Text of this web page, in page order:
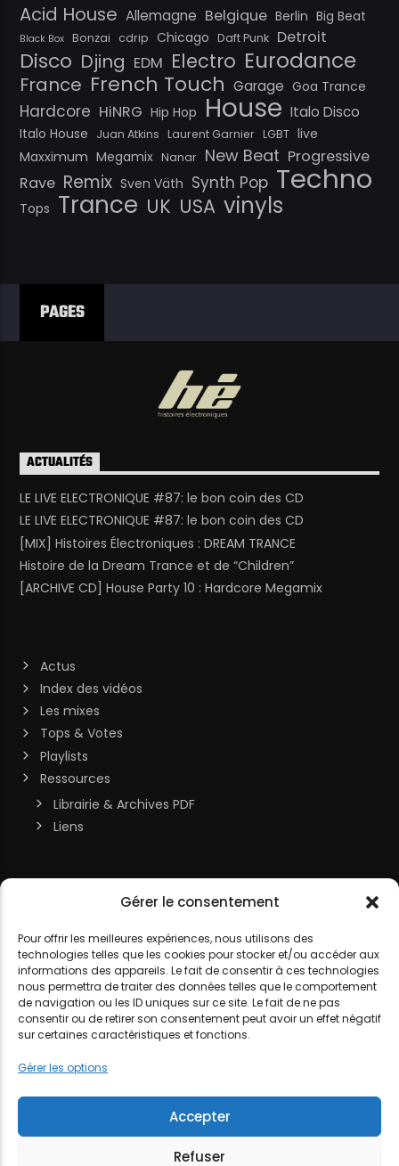
Gérer le consentement
Pour offrir les meilleures expériences, nous utilisons des
technologies telles que les cookies pour stocker et/ou accéder aux
informations des appareils. Le fait de consentir à ces technologies
nous permettra de traiter des données telles que le comportement
de navigation ou les ID uniques sur ce site. Le fait de ne pas
consentir ou de retirer son consentement peut avoir un effet négatif
sur certaines caractéristiques et fonctions.
Gérer les options
Accepter
Refuser
Acid House Allemagne Belgique Berlin Big Beat
Black Box Bonzai cdrip Chicago Daft Punk Detroit
Disco Djing EDM Electro Eurodance
France French Touch Garage Goa Trance
Hardcore HiNRG Hip Hop House Italo Disco
Italo House Juan Atkins Laurent Garnier LGBT live
Maxximum Megamix Nanar New Beat Progressive
Rave Remix Sven Väth Synth Pop Techno
Tops Trance UK USA vinyls
PAGES
ACTUALITÉS
LE LIVE ELECTRONIQUE #87: le bon coin des CD
LE LIVE ELECTRONIQUE #87: le bon coin des CD
[MIX] Histoires Électroniques : DREAM TRANCE
Histoire de la Dream Trance et de “Children”
[ARCHIVE CD] House Party 10 : Hardcore Megamix
Actus
Index des vidéos
Les mixes
Tops & Votes
Playlists
Ressources
Librairie & Archives PDF
Liens
MON COMPTE
Contact
DJ LITTLE NEMO
CONFIDENTIALITÉ